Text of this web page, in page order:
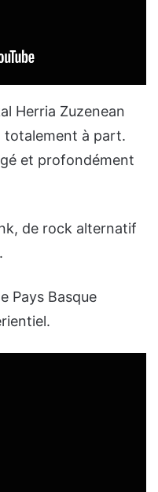
Herria Zuzenean
totalement à part.
et profondément
de rock alternatif
Pays Basque